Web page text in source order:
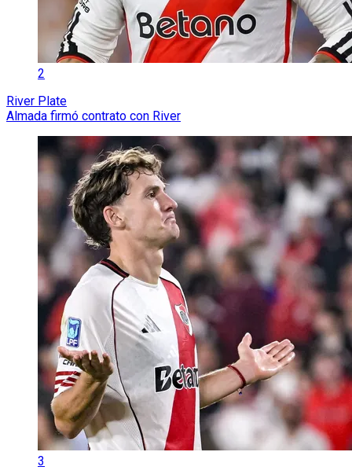
2
River Plate
Almada firmó contrato con River
3